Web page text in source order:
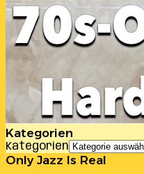
Kategorien
Kategorien
Only Jazz Is Real